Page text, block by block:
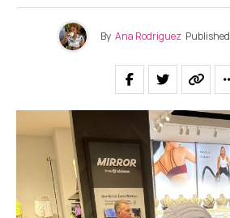
By Ana Rodriguez Published